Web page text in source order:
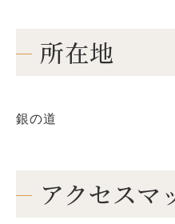
所在地
銀の道
アクセスマ